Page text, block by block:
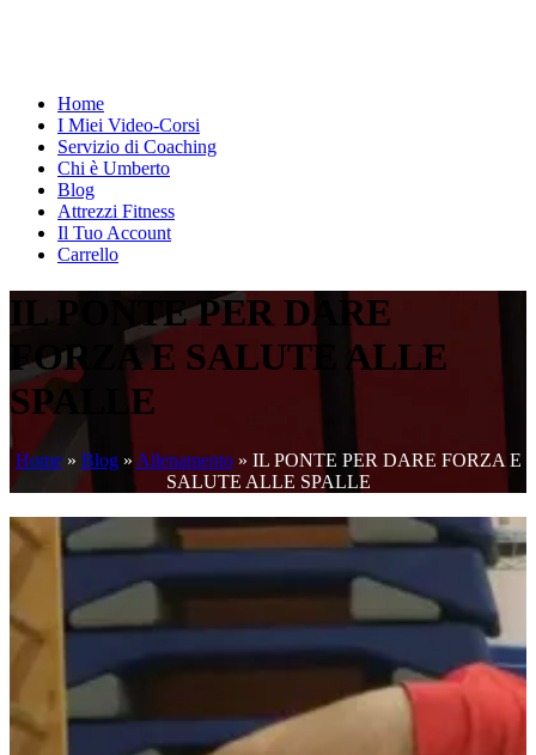
Home
I Miei Video-Corsi
Servizio di Coaching
Chi è Umberto
Blog
Attrezzi Fitness
Il Tuo Account
Carrello
IL PONTE PER DARE
FORZA E SALUTE ALLE
SPALLE
Home» Blog» Allenamento» IL PONTE PER DARE FORZA E
SALUTE ALLE SPALLE